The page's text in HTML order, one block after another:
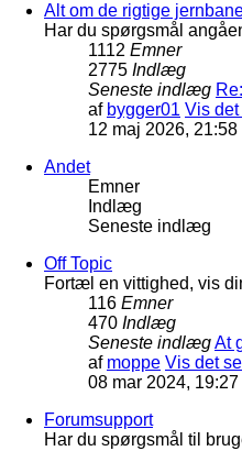
Alt om de rigtige
Har du spørgsmål
1112 Emner
2775 Indlæg
Seneste indlæg
af bygger01 Vis
12 maj 2026, 21:58
Andet
Emner
Indlæg
Seneste indlæg
Off Topic
Fortæl en vittighed, vis
116 Emner
470 Indlæg
Seneste indlægAt
af moppe Vis det
08 mar 2024, 19:27
Forumsupport
Har du spørgsmål til